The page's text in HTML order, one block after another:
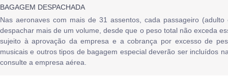
BAGAGEM DESPACHADA
Nas aeronaves com mais de 31 assentos, cada passageiro
despachar mais de um volume, desde que o peso total não exceda
sujeito à aprovação da empresa e a cobrança por excesso de
musicais e outros tipos de bagagem especial deverão ser incluídos
consulte a empresa aérea.